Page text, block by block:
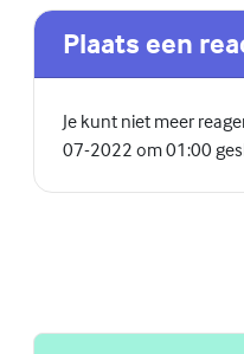
Plaats een
Je kunt niet meer
07-2022 om 01:00